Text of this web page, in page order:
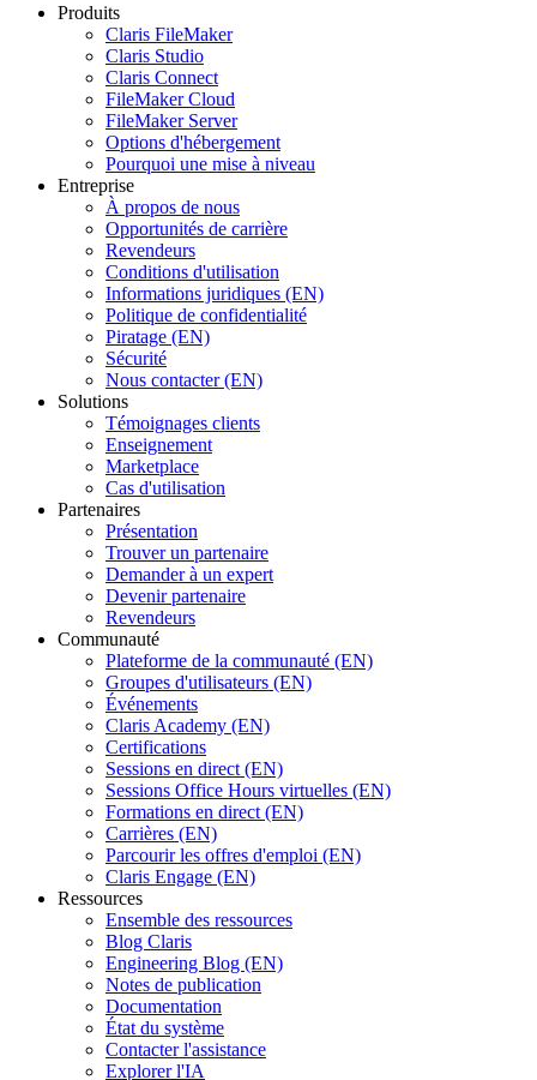
Produits
Claris FileMaker
Claris Studio
Claris Connect
FileMaker Cloud
FileMaker Server
Options d'hébergement
Pourquoi une mise à niveau
Entreprise
À propos de nous
Opportunités de carrière
Revendeurs
Conditions d'utilisation
Informations juridiques (EN)
Politique de confidentialité
Piratage (EN)
Sécurité
Nous contacter (EN)
Solutions
Témoignages clients
Enseignement
Marketplace
Cas d'utilisation
Partenaires
Présentation
Trouver un partenaire
Demander à un expert
Devenir partenaire
Revendeurs
Communauté
Plateforme de la communauté (EN)
Groupes d'utilisateurs (EN)
Événements
Claris Academy (EN)
Certifications
Sessions en direct (EN)
Sessions Office Hours virtuelles (EN)
Formations en direct (EN)
Carrières (EN)
Parcourir les offres d'emploi (EN)
Claris Engage (EN)
Ressources
Ensemble des ressources
Blog Claris
Engineering Blog (EN)
Notes de publication
Documentation
État du système
Contacter l'assistance
Explorer l'IA